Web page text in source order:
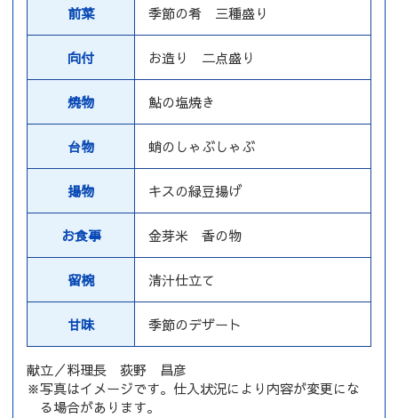
前菜 季節の肴 三種盛り
向付 お造り 二点盛り
焼物 鮎の塩焼き
台物 蛸のしゃぶしゃぶ
揚物 キスの緑豆揚げ
お食事 金芽米 香の物
留椀 清汁仕立て
甘味 季節のデザート
献立／料理長 荻野 昌彦
※写真はイメージです。仕入状況により内容が変更にな
る場合があります。